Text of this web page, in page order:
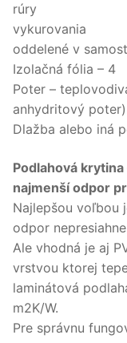
rúry
vykurovania
oddelené v
Izolačná fólia – 4
Poter –
anhydritový
Dlažba alebo iná
Podlahová
najmenší odpor
Najlepšou voľbou
odpor
Ale vhodná je aj
vrstvou ktorej
laminátová
m2K/W.
Pre správnu